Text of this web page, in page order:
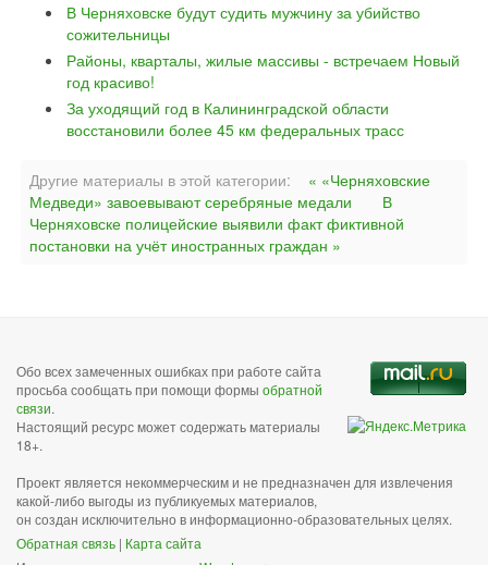
В Черняховске будут судить мужчину за убийство
сожительницы
Районы, кварталы, жилые массивы - встречаем Новый
год красиво!
За уходящий год в Калининградской области
восстановили более 45 км федеральных трасс
Другие материалы в этой категории:
« «Черняховские
Медведи» завоевывают серебряные медали
В
Черняховске полицейские выявили факт фиктивной
постановки на учёт иностранных граждан »
Обо всех замеченных ошибках при работе сайта
просьба сообщать при помощи формы обратной
связи.
Настоящий ресурс может содержать материалы
18+.
Проект является некоммерческим и не предназначен для извлечения
какой-либо выгоды из публикуемых материалов,
он создан исключительно в информационно-образовательных целях.
Обратная связь | Карта сайта